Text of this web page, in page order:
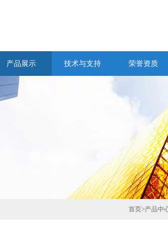
产品展示 技术与支持 荣誉资质
首页>产品中